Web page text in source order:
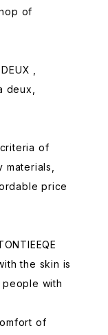
of
,
deux,
of
price
the skin is
with
of